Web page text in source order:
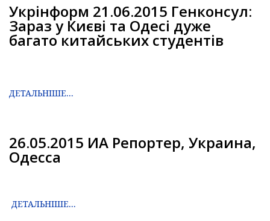
Укрінформ 21.06.2015 Генконсул:
Зараз у Києві та Одесі дуже
багато китайських студентів
ДЕТАЛЬНІШЕ...
26.05.2015 ИА Репортер, Украина,
Одесса
ДЕТАЛЬНІШЕ...